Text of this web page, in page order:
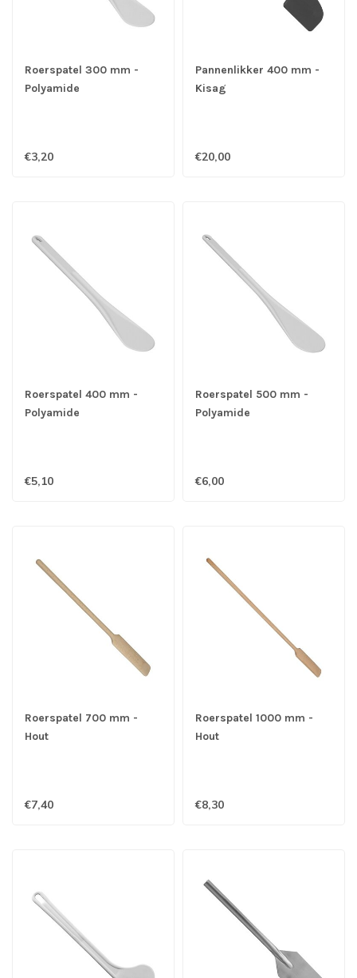
Roerspatel 300 mm -
Polyamide
€3,20
Pannenlikker 400 mm -
Kisag
€20,00
Roerspatel 400 mm -
Polyamide
€5,10
Roerspatel 500 mm -
Polyamide
€6,00
Roerspatel 700 mm -
Hout
€7,40
Roerspatel 1000 mm -
Hout
€8,30